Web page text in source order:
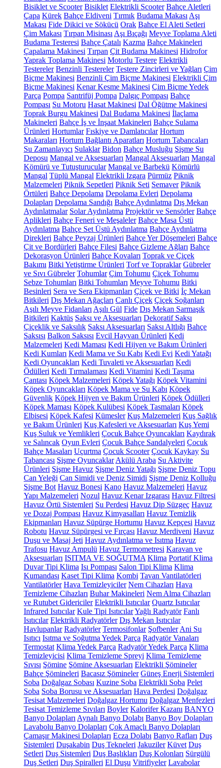
Bisiklet ve Scooter Bisiklet Elektrikli Scooter Bahçe Aletleri
Çapa Kürek Bahçe Eldiveni Tırmık Budama Makası Aşı
Makası Fide Dikici ve Sökücü Orak Bahçe El Aleti Setleri
Çim Makası Tırpan Misinası Aşı Bıçağı Meyve Toplama Aleti
Budama Testeresi Bahçe Çatalı Kazma Bahçe Makineleri
Çapalama Makinesi Tırpan Çit Budama Makinesi Hidrofor
Yaprak Toplama Makinesi Motorlu Testere Elektrikli
Testereler Benzinli Testereler Testere Zincirleri ve Yağları Çim
Biçme Makinesi Benzinli Çim Biçme Makinesi Elektrikli Çim
Biçme Makinesi Kenar Kesme Makinesi Çim Biçme Yedek
Parça Pompa Santrifüj Pompa Dalgıç Pompası Bahçe
Pompası Su Motoru Hasat Makinesi Dal Öğütme Makinesi
Toprak Burgu Makinesi Dal Budama Makinesi İlaçlama
Makineleri Bahçe İş ve İnşaat Makineleri Bahçe Sulama
Ürünleri Hortumlar Fıskiye ve Damlatıcılar Hortum
Makaraları Hortum Bağlantı Aparatları Hortum Tabancaları
Su Zamanlayıcı Sulaklar Bidon Bahçe Musluğu Şişme Su
Deposu Mangal ve Aksesuarları Mangal Aksesuarları Mangal
Kömürü ve Tutuşturucular Mangal ve Barbekü Kömürlü
Mangal Tüplü Mangal Elektrikli Izgara Pürmüz Piknik
Malzemeleri Piknik Sepetleri Piknik Seti Semaver Piknik
Örtüleri Bahçe Depolama Depolama Evleri Depolama
Dolapları Depolama Sandığı Bahçe Aydınlatma Dış Mekan
Aydınlatmalar Solar Aydınlatma Projektör ve Sensörler Bahçe
Aplikleri Bahçe Feneri ve Meşaleler Bahçe Masa Üstü
Aydınlatma Bahçe Set Üstü Aydınlatma Bahçe Aydınlatma
Direkleri Bahçe Peyzaj Ürünleri Bahçe Yer Döşemeleri Bahçe
Çit ve Bordürleri Bahçe Filesi Bahçe Gizleme Ağları Bahçe
Dekorasyon Ürünleri Bahçe Kovaları Toprak ve Çiçek
Bakımı Bitki Yetiştirme Ürünleri Torf ve Topraklar Gübreler
ve Sıvı Gübreler Tohumlar Çim Tohumu Çiçek Tohumu
Sebze Tohumları Bitki Tohumları Meyve Tohumu Bitki
Besinleri Sera ve Sera Ekipmanları Çiçek ve Bitki İç Mekan
Bitkileri Dış Mekan Ağaçları Canlı Çiçek Çiçek Soğanları
Aşılı Meyve Fidanları Aşılı Gül Fide Dış Mekan Sarmaşık
Bitkileri Kaktüs Saksı ve Aksesuarları Dekoratif Saksı
Çiçeklik ve Saksılık Saksı Aksesuarları Saksı Altlığı Bahçe
Saksısı Balkon Saksısı Evcil Hayvan Ürünleri Kedi
Malzemeleri Kedi Maması Kedi Hijyen ve Bakım Ürünleri
Kedi Kumları Kedi Mama ve Su Kabı Kedi Evi Kedi Yatağı
Kedi Oyuncakları Kedi Tuvaleti ve Aksesuarları Kedi
Ödülleri Kedi Tırmalaması Kedi Vitamini Kedi Taşıma
Çantası Köpek Malzemeleri Köpek Yatağı Köpek Vitamini
Köpek Oyuncakları Köpek Mama ve Su Kabı Köpek
Güvenlik Köpek Hijyen ve Bakım Ürünleri Köpek Ödülleri
Köpek Maması Köpek Kulübesi Köpek Tasmaları Köpek
Elbisesi Köpek Kafesi Kümesler Kuş Malzemeleri Kuş Sağlık
ve Bakım Ürünleri Kuş Kafesleri ve Aksesuarları Kuş Yemi
Kuş Suluk ve Yemlikleri Çocuk Bahçe Oyuncakları Kaydırak
ve Salıncak Oyun Evleri Çocuk Bahçe Sandalyeleri Çocuk
Bahçe Masaları Uçurtma Çocuk Scooter Çocuk Kaykay Su
Tabancası Şişme Oyuncaklar Akülü Araba Su Aktivite
Ürünleri Şişme Havuz Şişme Deniz Yatağı Şişme Deniz Topu
Can Yeleği Can Simidi ve Deniz Simidi Şişme Deniz Kolluğu
Şişme Bot Havuz Bonesi Kano Havuz Malzemeleri Havuz
Yapı Malzemeleri Nozul Havuz Kenar Izgarası Havuz Filtresi
Havuz Örtü Sistemleri Su Perdesi Havuz Dip Süzgeç Havuz
ve Dozaj Pompası Havuz Kimyasalları Havuz Temizlik
Ekipmanları Havuz Süpürge Hortumu Havuz Kepçesi Havuz
Robotu Havuz Süpürgesi ve Fırçası Havuz Merdiveni Havuz
Duşu ve Masaj Jeti Havuz Aydınlatma ve Isıtma Havuz
Trafosu Havuz Ampulü Havuz Termometresi Karavan ve
Aksesuarları ISITMA VE SOĞUTMA Klima Portatif Klima
Duvar Tipi Klima Isı Pompası Salon Tipi Klima Klima
Kumandası Kaset Tipi Klima Kombi Tavan Vantilatörleri
Vantilatörler Hava Temizleyiciler Nem Cihazları Hava
Temizleme Cihazları Buhar Makineleri Nem Alma Cihazları
ve Rutubet Gidericiler Elektrikli Isıtıcılar Quartz Isıtıcılar
Infrared Isıtıcılar Kule Tipi IsıtıcılarYağlı Radyatör Fanlı
Isıtıcılar Elektrikli Radyatörler Dış Mekan Isıtıcılar
Havlupanlar Radyatörler Termosifonlar Şofbenler Ani Su
Isıtıcı Isıtma ve Soğutma Yedek Parça Radyatör Vanaları
Termostat Klima Yedek Parça Radyatör Yedek Parça Klima
Temizleyicisi Klima Temizleme Spreyi Klima Temizleme
Sıvısı Şömine Şömine Aksesuarları Elektrikli Şömineler
Bahçe Şömineleri Bacasız Şömineler Güneş Enerji Sistemleri
Soba Doğalgaz Sobası Kuzine Soba Elektrikli Soba Pelet
Soba Soba Borusu ve Aksesuarları Hava Perdesi Doğalgaz
Tesisat Malzemeleri Doğalgaz Hortumu Doğalgaz Menfezleri
Tesisat Temizleme Sıvıları Boyler Kalorifer Kazanı BANYO
Banyo Dolapları Aynalı Banyo Dolabı Banyo Boy Dolapları
Lavabolu Banyo Dolapları Çok Amaçlı Banyo Dolapları
Çamaşır Makinesi Dolapları Ecza Dolabı Banyo Rafları Duş
Sistemleri Duşakabin Duş Tekneleri Jakuziler Küvet Duş
Setleri Duş Sistemleri Duş Başlıkları Duş Kolonları Sürgülü
Duş Setleri Duş Spiralleri El Duşu Vitrifiyeler Lavabolar